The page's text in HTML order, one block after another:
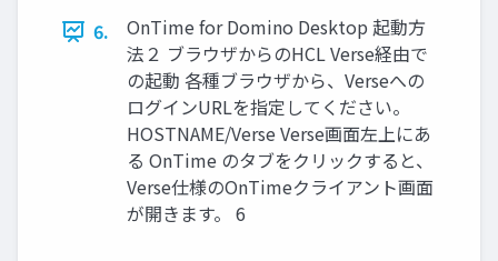
6.
OnTime for Domino Desktop 起動方
法２ ブラウザからのHCL Verse経由で
の起動 各種ブラウザから、Verseへの
ログインURLを指定してください。
HOSTNAME/Verse Verse画面左上にあ
る OnTime のタブをクリックすると、
Verse仕様のOnTimeクライアント画面
が開きます。 6